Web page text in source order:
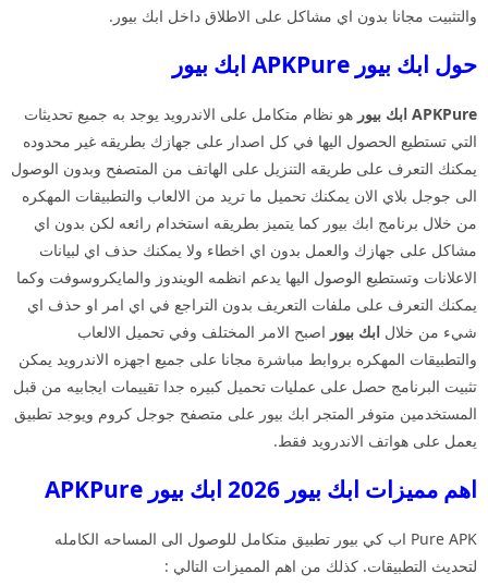
والتثبيت مجانا بدون اي مشاكل على الاطلاق داخل ابك بيور.
حول ابك بيور APKPure ابك بيور
APKPure ابك بيور هو نظام متكامل على الاندرويد يوجد به جميع تحديثات
التي تستطيع الحصول اليها في كل اصدار على جهازك بطريقه غير محدوده
يمكنك التعرف على طريقه التنزيل على الهاتف من المتصفح وبدون الوصول
الى جوجل بلاي الان يمكنك تحميل ما تريد من الالعاب والتطبيقات المهكره
من خلال برنامج ابك بيور كما يتميز بطريقه استخدام رائعه لكن بدون اي
مشاكل على جهازك والعمل بدون اي اخطاء ولا يمكنك حذف اي لبيانات
الاعلانات وتستطيع الوصول اليها يدعم انظمه الويندوز والمايكروسوفت وكما
يمكنك التعرف على ملفات التعريف بدون التراجع في اي امر او حذف اي
شيء من خلال ابك بيور اصبح الامر المختلف وفي تحميل الالعاب
والتطبيقات المهكره بروابط مباشرة مجانا على جميع اجهزه الاندرويد يمكن
تثبيت البرنامج حصل على عمليات تحميل كبيره جدا تقييمات ايجابيه من قبل
المستخدمين متوفر المتجر ابك بيور على متصفح جوجل كروم ويوجد تطبيق
يعمل على هواتف الاندرويد فقط.
اهم مميزات ابك بيور 2026 ابك بيور APKPure
Pure APK اب كي بيور تطبيق متكامل للوصول الى المساحه الكامله
لتحديث التطبيقات. كذلك من اهم المميزات التالي :